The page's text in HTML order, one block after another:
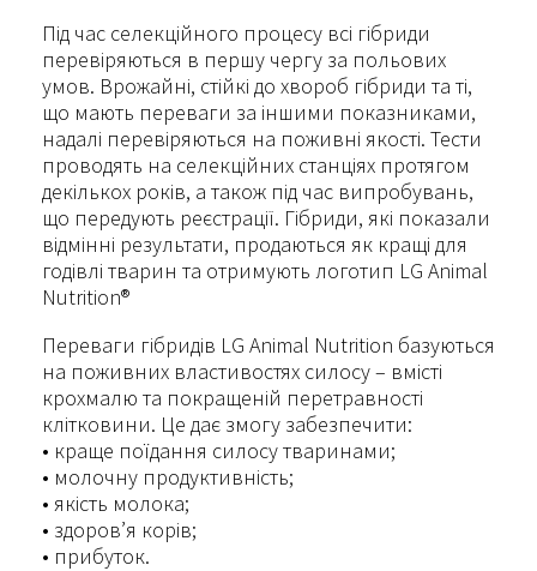
Під час селекційного процесу всі гібриди
перевіряються в першу чергу за польових
умов. Врожайні, стійкі до хвороб гібриди та ті,
що мають переваги за іншими показниками,
надалі перевіряються на поживні якості. Тести
проводять на селекційних станціях протягом
декількох років, а також під час випробувань,
що передують реєстрації. Гібриди, які показали
відмінні результати, продаються як кращі для
годівлі тварин та отримують логотип LG Animal
Nutrition®
Переваги гібридів LG Animal Nutrition базуються
на поживних властивостях силосу – вмісті
крохмалю та покращеній перетравності
клітковини. Це дає змогу забезпечити:
• краще поїдання силосу тваринами;
• молочну продуктивність;
• якість молока;
• здоров’я корів;
• прибуток.